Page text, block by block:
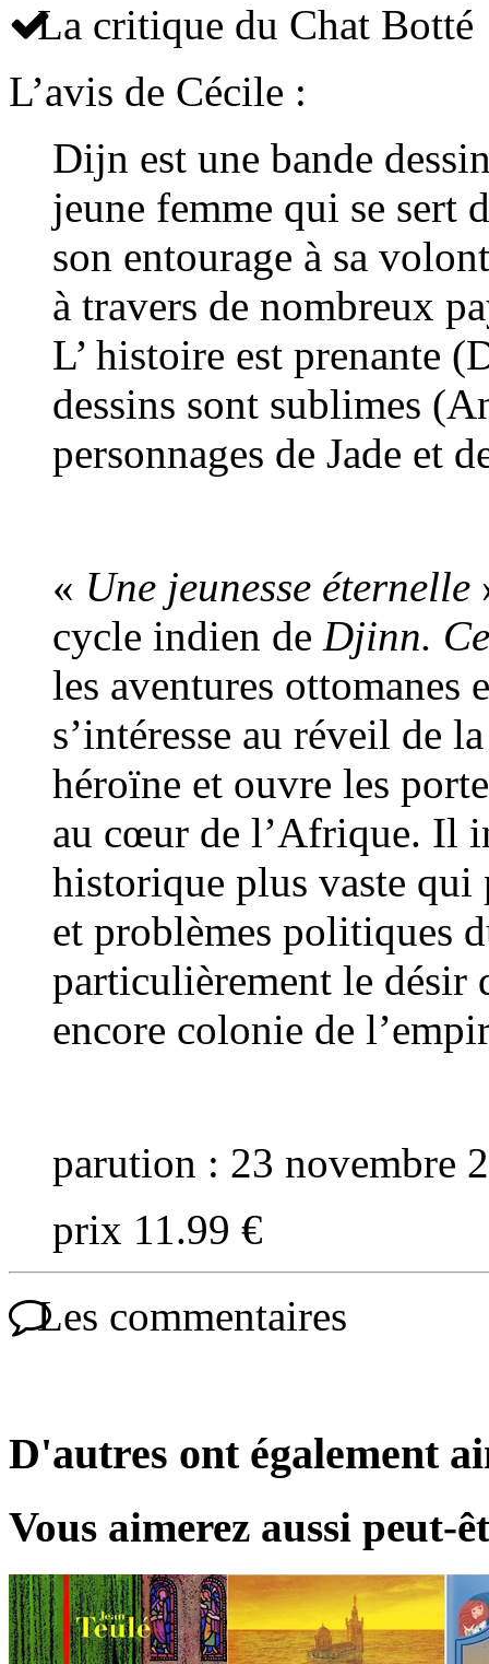
La critique du Chat Botté
L’avis de Cécile :
Dijn est une bande
jeune femme qui se sert
son entourage à sa
à travers de nombreux
L’ histoire est prenante
dessins sont sublimes
personnages de Jade et
« Une jeunesse éternelle
cycle indien de Djinn. Ce
les aventures
s’intéresse au réveil de
héroïne et ouvre les
au cœur de l’Afrique. Il
historique plus vaste qui
et problèmes politiques
particulièrement le désir
encore colonie de
parution : 23 novembre
prix 11.99 €
Les commentaires
D'autres ont également
Vous aimerez aussi peut-